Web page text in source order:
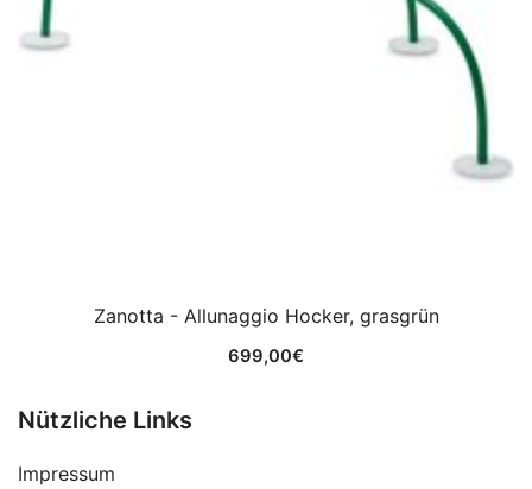
Zanotta - Allunaggio Hocker, grasgrün
699,00€
Nützliche Links
Impressum